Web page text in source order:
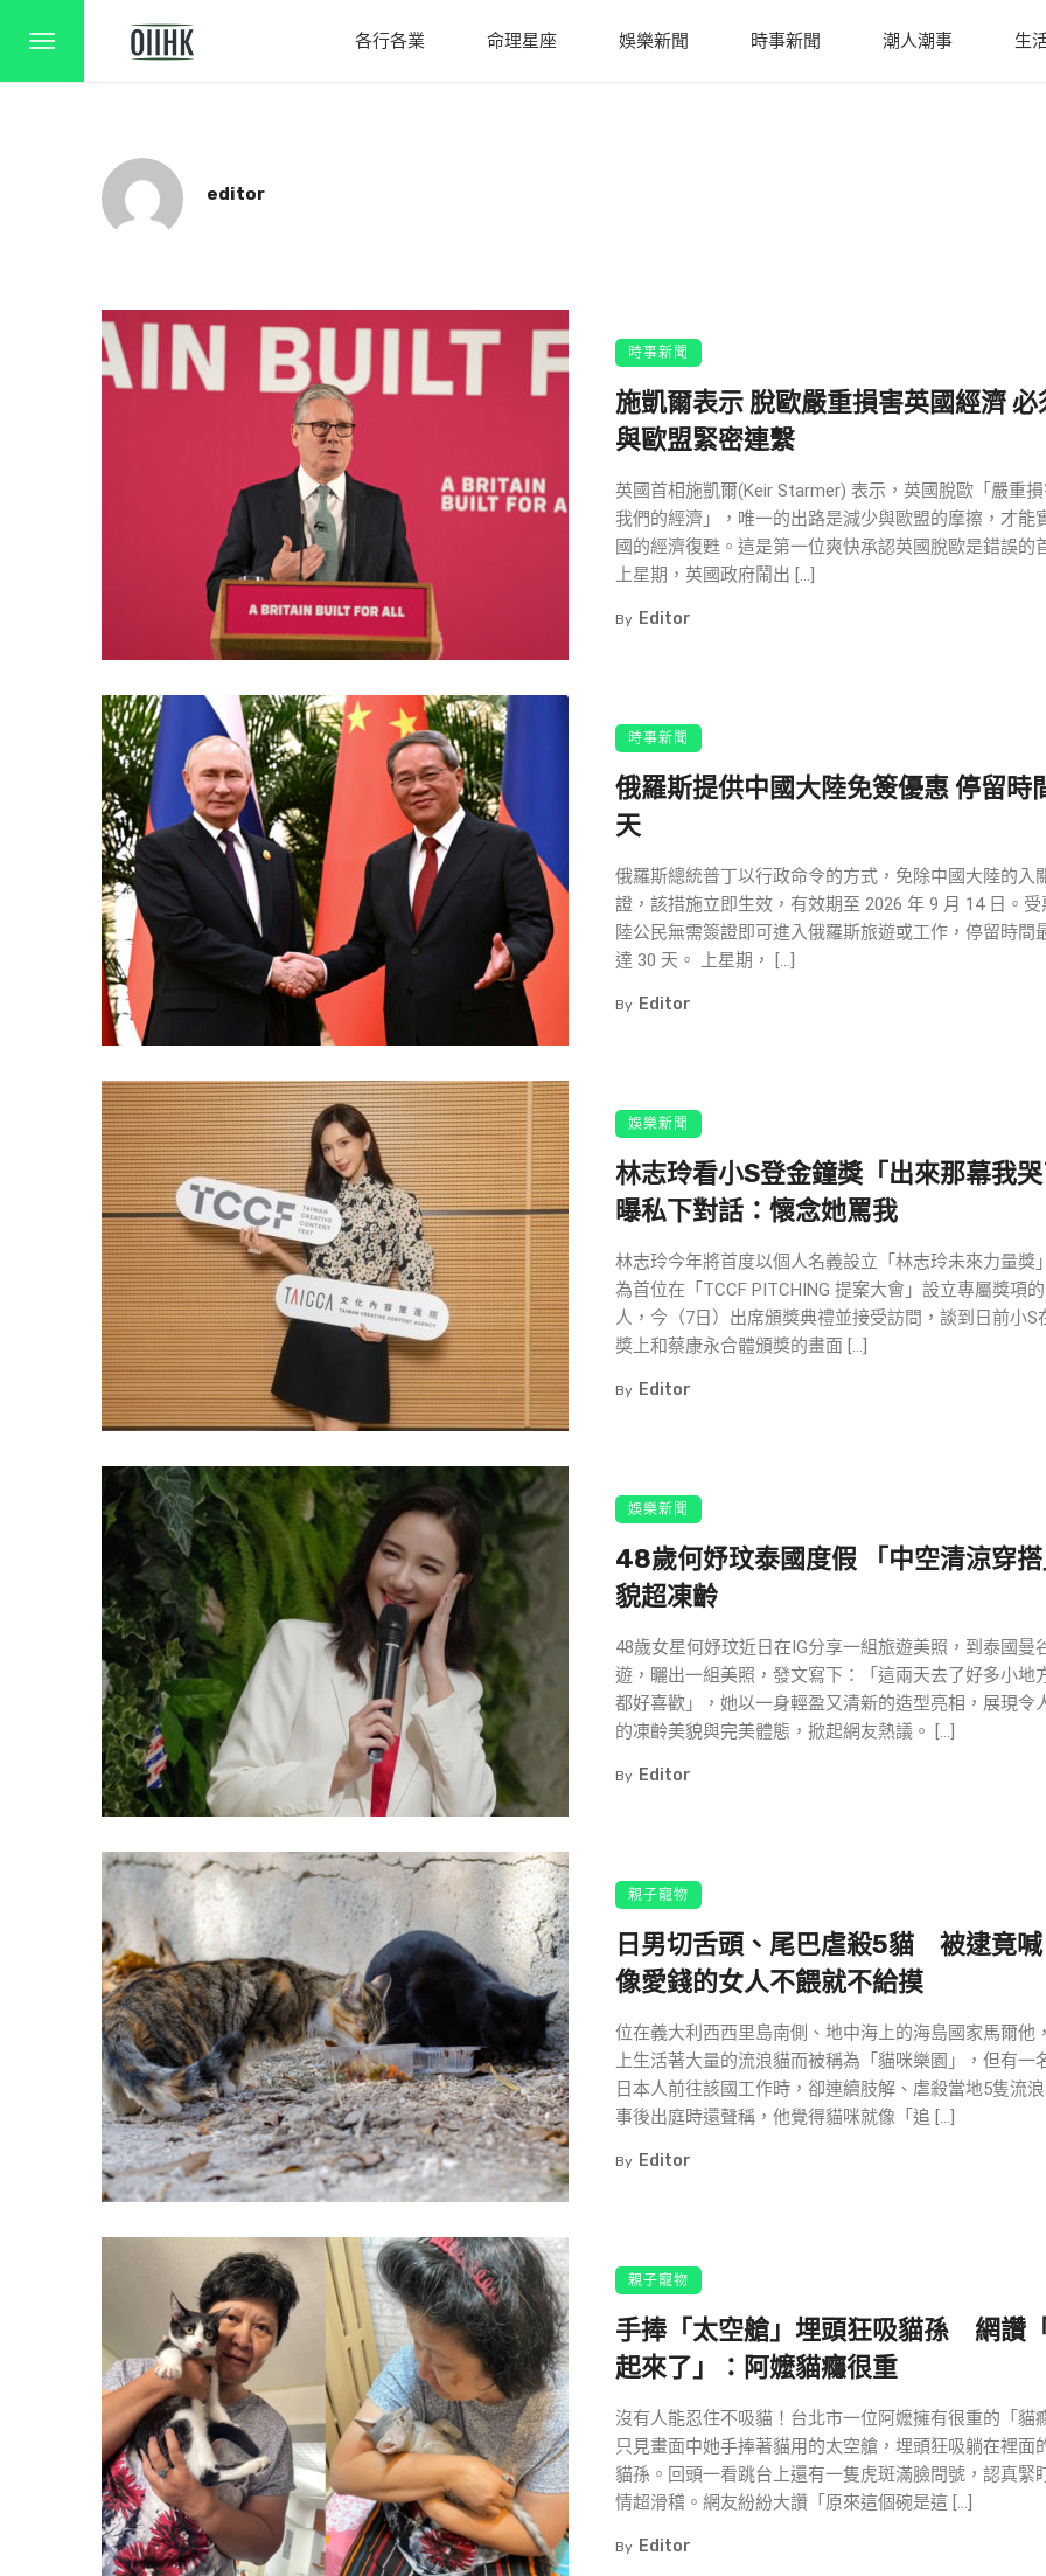
各行各業 命理星座 娛樂新聞 時事新聞 潮人潮事 生
editor
時事新聞
施凱爾表示 脫歐嚴重損害英國經濟 必
與歐盟緊密連繫
英國首相施凱爾(Keir Starmer) 表示，英國脫歐「嚴重損
我們的經濟」，唯一的出路是減少與歐盟的摩擦，才能
國的經濟復甦。這是第一位爽快承認英國脫歐是錯誤的
上星期，英國政府鬧出 […]
By Editor
時事新聞
俄羅斯提供中國大陸免簽優惠 停留時
天
俄羅斯總統普丁以行政命令的方式，免除中國大陸的入
證，該措施立即生效，有效期至 2026 年 9 月 14 日。受
陸公民無需簽證即可進入俄羅斯旅遊或工作，停留時間
達 30 天。 上星期， […]
By Editor
娛樂新聞
林志玲看小S登金鐘獎「出來那幕我哭
曝私下對話：懷念她罵我
林志玲今年將首度以個人名義設立「林志玲未來力量獎
為首位在「TCCF PITCHING 提案大會」設立專屬獎項
人，今（7日）出席頒獎典禮並接受訪問，談到日前小S
獎上和蔡康永合體頒獎的畫面 […]
By Editor
娛樂新聞
48歲何妤玟泰國度假 「中空清涼穿
貌超凍齡
48歲女星何妤玟近日在IG分享一組旅遊美照，到泰國曼
遊，曬出一組美照，發文寫下：「這兩天去了好多小地
都好喜歡」，她以一身輕盈又清新的造型亮相，展現令
的凍齡美貌與完美體態，掀起網友熱議。 […]
By Editor
親子寵物
日男切舌頭、尾巴虐殺5貓 被逮竟
像愛錢的女人不餵就不給摸
位在義大利西西里島南側、地中海上的海島國家馬爾他
上生活著大量的流浪貓而被稱為「貓咪樂園」，但有一
日本人前往該國工作時，卻連續肢解、虐殺當地5隻流浪
事後出庭時還聲稱，他覺得貓咪就像「追 […]
By Editor
親子寵物
手捧「太空艙」埋頭狂吸貓孫 網讚
起來了」：阿嬤貓癮很重
沒有人能忍住不吸貓！台北市一位阿嬤擁有很重的「貓
只見畫面中她手捧著貓用的太空艙，埋頭狂吸躺在裡面
貓孫。回頭一看跳台上還有一隻虎斑滿臉問號，認真緊
情超滑稽。網友紛紛大讚「原來這個碗是這 […]
By Editor